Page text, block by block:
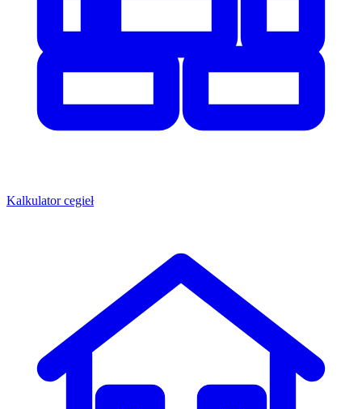
Kalkulator cegieł